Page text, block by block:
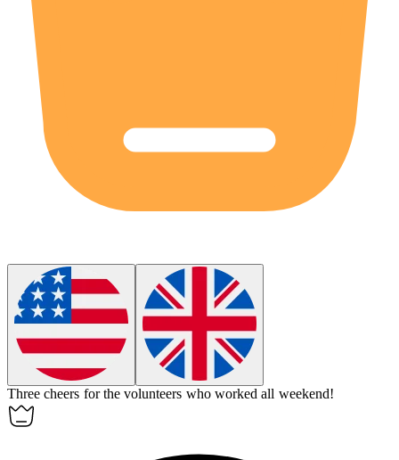
Three cheers for the volunteers who worked all weekend!